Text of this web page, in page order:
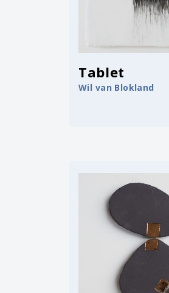
Tablet
Wil van Blokland